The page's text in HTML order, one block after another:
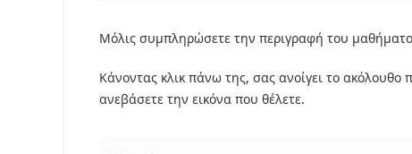
Μόλις συμπληρώσετε την περιγραφή του
Κάνοντας κλικ πάνω της, σας ανοίγει το
ανεβάσετε την εικόνα που θέλετε.